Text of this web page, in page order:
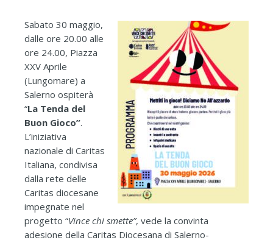
Sabato 30 maggio,
dalle ore 20.00 alle
ore 24.00, Piazza
XXV Aprile
(Lungomare) a
Salerno ospiterà
“La Tenda del
Buon Gioco”.
L’iniziativa
nazionale di Caritas
Italiana, condivisa
dalla rete delle
Caritas diocesane
impegnate nel
progetto “Vince chi smette”, vede la convinta
adesione della Caritas Diocesana di Salerno-